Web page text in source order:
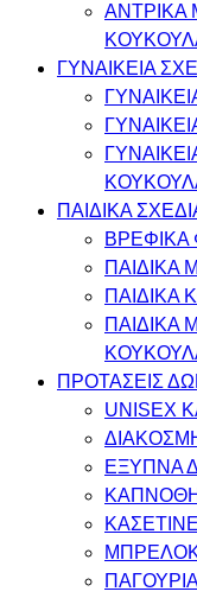
ΑΝΤΡΙΚΑ
ΓΥΝΑΙΚΕΙΑ
ΠΑΙΔΙΚΑ
ΒΡΕΦΙΚΑ
ΠΑΙΔΙΚΑ
ΠΑΙΔΙΚΑ
ΠΑΙΔΙΚΑ
ΠΡΟΤΑΣΕΙΣ
UNISEX
ΕΞΥΠΝΑ